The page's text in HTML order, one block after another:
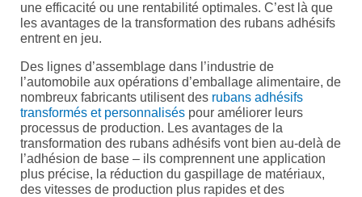
une efficacité ou une rentabilité optimales. C’est là que
les avantages de la transformation des rubans adhésifs
entrent en jeu.
Des lignes d’assemblage dans l’industrie de
l’automobile aux opérations d’emballage alimentaire, de
nombreux fabricants utilisent des rubans adhésifs
transformés et personnalisés pour améliorer leurs
processus de production. Les avantages de la
transformation des rubans adhésifs vont bien au-delà de
l’adhésion de base – ils comprennent une application
plus précise, la réduction du gaspillage de matériaux,
des vitesses de production plus rapides et des